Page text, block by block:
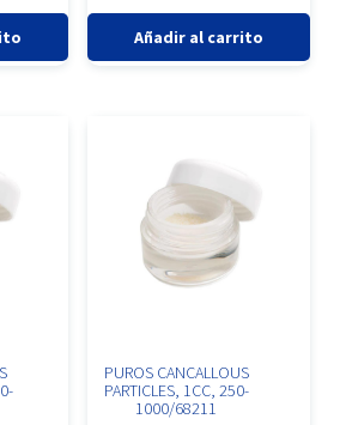
5
HUE
IMAP34G
cantidad
Añadir al carrito
PUROS CANCALLOUS
PARTICLES, 1CC, 250-
1000/68211